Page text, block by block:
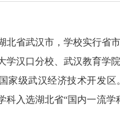
省武汉市，学校实行省
学汉口分校、武汉教育学
家级武汉经济技术开发区
入选湖北省“国内一流学